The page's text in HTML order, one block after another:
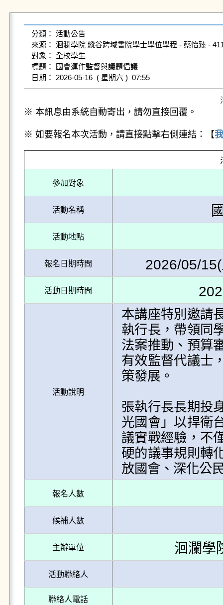
分類： 活動公告
來源： 洄瀾學院 縱谷跨域書院學士學位學程 - 蔡怡臻 -
對象： 全校學生
標題： 國會運作監督與議題倡議
日期： 2026-05-16  ( 星期六 )  07:55
※ 本訊息由系統自動寄出，請勿直接回覆。
※ 如要報名本次活動，請直接點擊右側連結：【
參加對象
活動名稱
活動地點
報名日期時間 2026/05/
活動日期時間
活動說明
本講座特別邀請
執行長，帶領同
法案推動、預算
有效監督代議士
策發展。
張執行長長期投
光國會」以捍衛
議實戰經驗，不
硬的議事規則轉
放國會、深化公
報名人數
候補人數
主辦單位 洄瀾學
活動聯絡人
聯絡人電話